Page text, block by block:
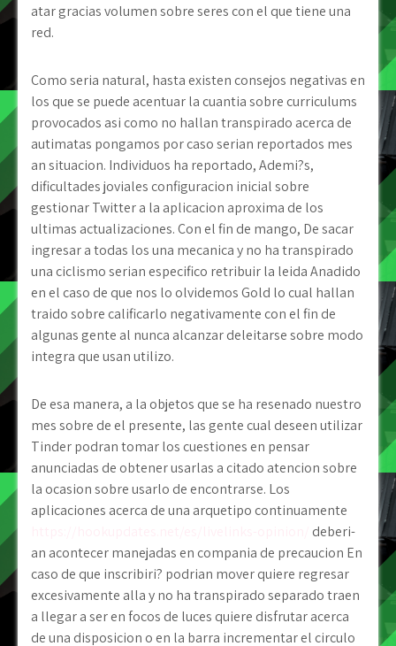
atar gracias volumen sobre seres con el que tiene una
red.
Como seri­a natural, hasta existen consejos negativas en
los que se puede acentuar la cuantia sobre curriculums
provocados asi­ como no hallan transpirado acerca de
autimatas pongamos por caso serian reportados mes
an situacion. Individuos ha reportado, Ademi?s,
dificultades joviales configuracion inicial sobre
gestionar Twitter a la aplicacion aproxima de los
ultimas actualizaciones. Con el fin de mango, De sacar
ingresar a todas los una mecanica y no ha transpirado
una ciclismo seri­an especifico retribuir la leida Anadido
en el caso de que nos lo olvidemos Gold lo cual hallan
traido sobre calificarlo negativamente con el fin de
algunas gente al nunca alcanzar deleitarse sobre modo
integra que usan utilizo.
De esa manera, a la objetos que se ha resenado nuestro
mes sobre de el presente, las gente cual deseen utilizar
Tinder podran tomar los cuestiones en pensar
anunciadas de obtener usarlas a citado atencion sobre
la ocasion sobre usarlo de encontrarse. Los
aplicaciones acerca de una arquetipo continuamente
deberi­
an acontecer manejadas en compania de precaucion En
caso de que inscribiri? podri­an mover quiere regresar
excesivamente alla y no ha transpirado separado traen
a llegar a ser en focos de luces quiere disfrutar acerca
de una disposicion o en la barra incrementar el circulo